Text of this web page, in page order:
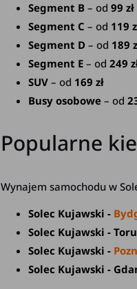
Segment B – od99 zł
Segment C – od 119
Segment D – od 189
Segment E – od249
SUV – od 169 zł
Busy osobowe – od
Popularne
Wynajem samochodu w
Solec Kujawski -
Solec Kujawski -
Solec Kujawski -
Solec Kujawski -